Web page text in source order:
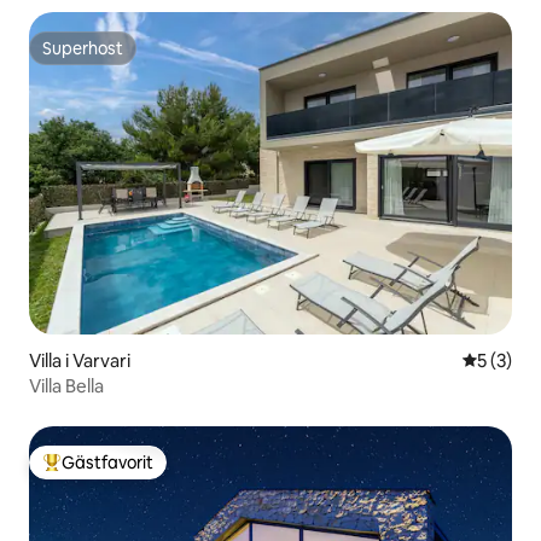
Superhost
Superhost
Villa i Varvari 5 av 5 i
5 (3)
Villa Bella
Populär gästfavorit
Gästfavorit